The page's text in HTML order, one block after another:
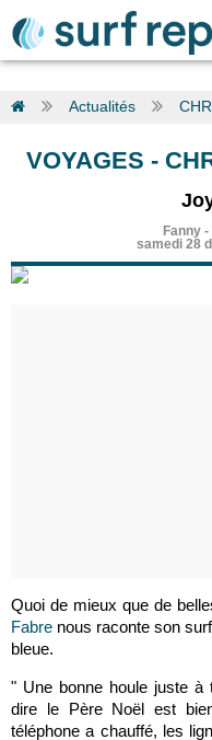
Actualités
VOYAGES -
Fanny -
samedi 28
Quoi de mieux que de
Fabre nous raconte son
bleue.
" Une bonne houle juste à
dire le Père Noël est
téléphone a chauffé, les